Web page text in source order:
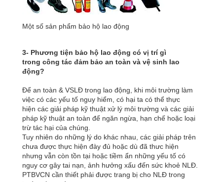
Một số sản phẩm bảo hộ lao động
3- Phương tiện bảo hộ lao động có vị trí gì
trong công tác đảm bảo an toàn và vệ sinh lao
động?
Để an toàn & VSLĐ trong lao động, khi môi trường làm
việc có các yếu tố nguy hiểm, có hại ta có thể thực
hiện các giải pháp kỹ thuật xử lý môi trường và các giải
pháp kỹ thuật an toàn để ngăn ngừa, hạn chế hoặc loại
trừ tác hại của chúng.
Tuy nhiên do những lý do khác nhau, các giải pháp trên
chưa được thực hiện đày đủ hoặc dù đã thưc hiện
nhưng vẫn còn tồn tại hoặc tiềm ẩn những yếu tố có
nguy cơ gây tai nạn, ảnh hưởng xấu đến sức khoẻ NLĐ.
PTBVCN cần thiết phải được trang bị cho NLĐ trong